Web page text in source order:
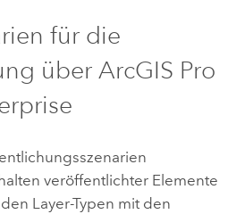
für die
über ArcGIS Pro
veröffentlichter Elemente
Layer-Typen mit den